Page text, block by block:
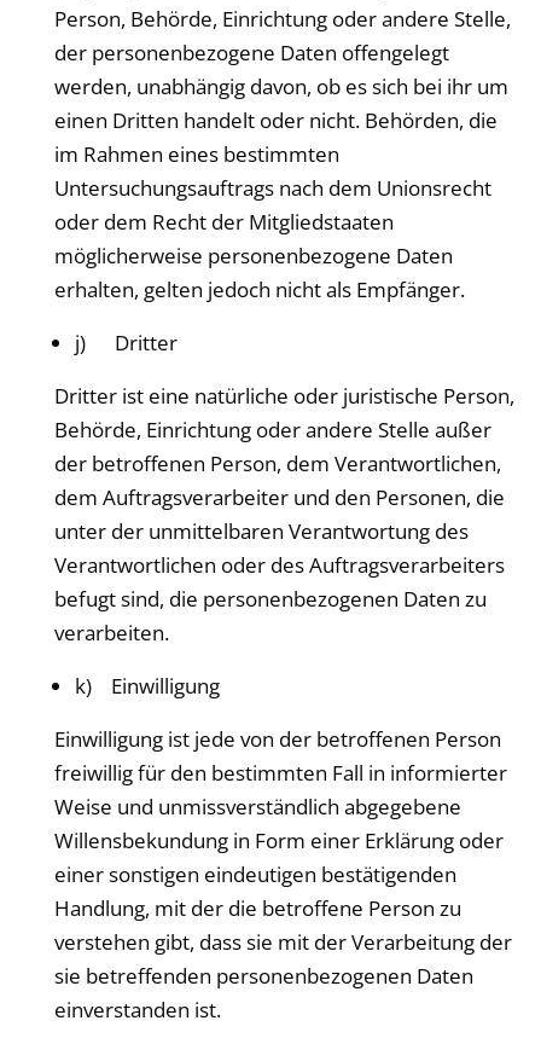
Person, Behörde, Einrichtung oder andere Stelle,
der personenbezogene Daten offengelegt
werden, unabhängig davon, ob es sich bei ihr um
einen Dritten handelt oder nicht. Behörden, die
im Rahmen eines bestimmten
Untersuchungsauftrags nach dem Unionsrecht
oder dem Recht der Mitgliedstaaten
möglicherweise personenbezogene Daten
erhalten, gelten jedoch nicht als Empfänger.
j) Dritter
Dritter ist eine natürliche oder juristische Person,
Behörde, Einrichtung oder andere Stelle außer
der betroffenen Person, dem Verantwortlichen,
dem Auftragsverarbeiter und den Personen, die
unter der unmittelbaren Verantwortung des
Verantwortlichen oder des Auftragsverarbeiters
befugt sind, die personenbezogenen Daten zu
verarbeiten.
k) Einwilligung
Einwilligung ist jede von der betroffenen Person
freiwillig für den bestimmten Fall in informierter
Weise und unmissverständlich abgegebene
Willensbekundung in Form einer Erklärung oder
einer sonstigen eindeutigen bestätigenden
Handlung, mit der die betroffene Person zu
verstehen gibt, dass sie mit der Verarbeitung der
sie betreffenden personenbezogenen Daten
einverstanden ist.